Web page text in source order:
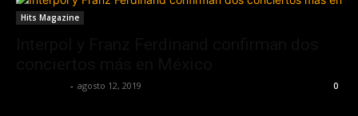
Hits Magazine
- agosto 12, 2019 0